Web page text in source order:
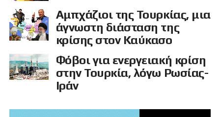
Αμπχάζιοι της Τουρκίας, μια
άγνωστη διάσταση της
κρίσης στον Καύκασο
Φόβοι για ενεργειακή κρίση
στην Τουρκία, λόγω Ρωσίας-
Ιράν